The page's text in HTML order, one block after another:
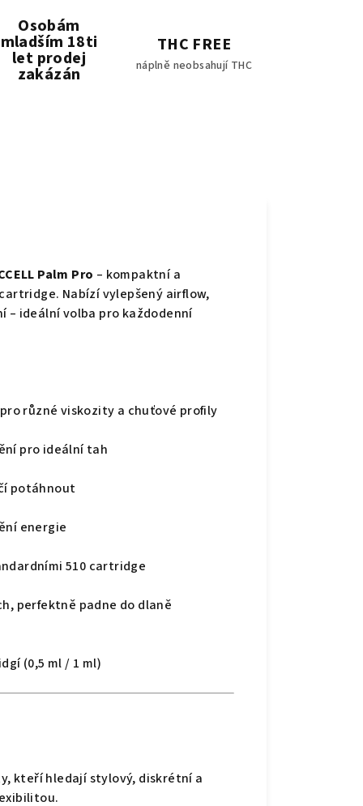
Osobám
mladším 18ti
let prodej
zakázán
THC FREE
náplně neobsahují THC
Palm Pro – kompaktní a
Nabízí vylepšený airflow,
– ideální volba pro každodenní
různé viskozity a chuťové profily
pro ideální tah
potáhnout
energie
510 cartridge
perfektně padne do dlaně
(0,5 ml / 1 ml)
kteří hledají stylový, diskrétní a